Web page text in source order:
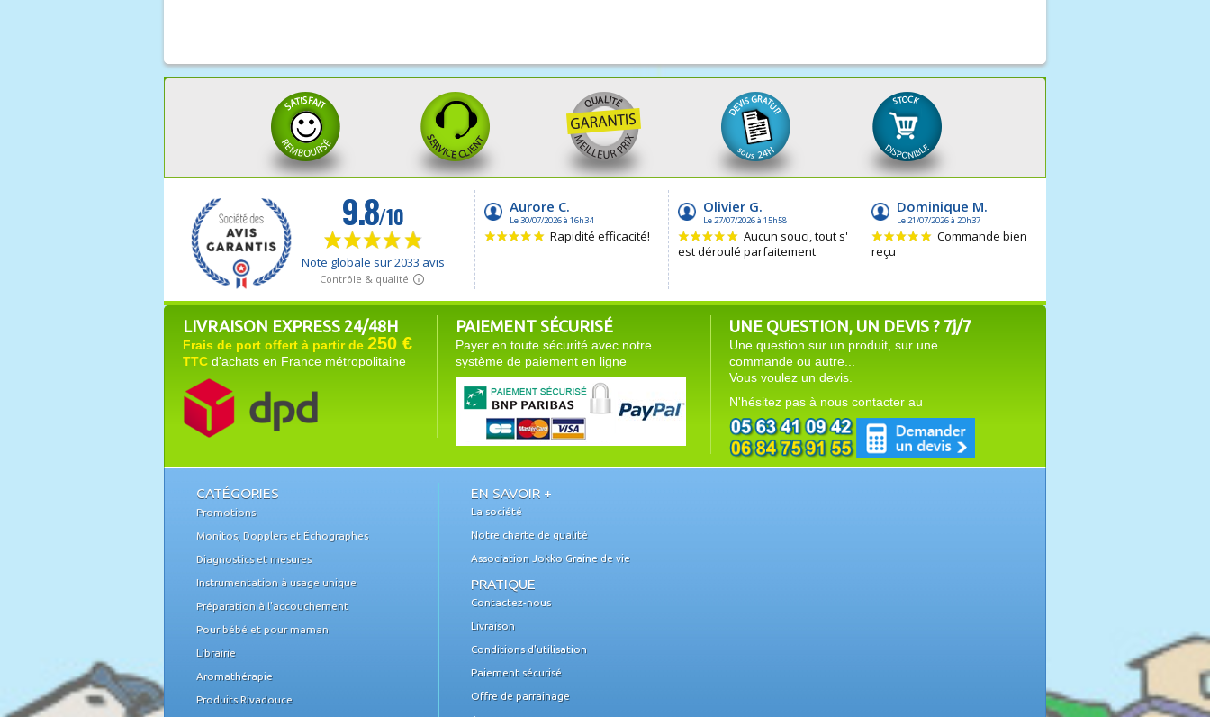
LIVRAISON EXPRESS 24/48H
Frais de port offert à partir de 250 €
TTC d'achats en France métropolitaine
PAIEMENT SÉCURISÉ
Payer en toute sécurité avec notre
système de paiement en ligne
UNE QUESTION, UN DEVIS ? 7j/7
Une question sur un produit, sur une
commande ou autre...
Vous voulez un devis.
N'hésitez pas à nous contacter au
CATÉGORIES
Promotions
Monitos, Dopplers et Échographes
Diagnostics et mesures
Instrumentation à usage unique
Préparation à l'accouchement
Pour bébé et pour maman
Librairie
Aromathérapie
Produits Rivadouce
EN SAVOIR +
La société
Notre charte de qualité
Association Jokko Graine de vie
PRATIQUE
Contactez-nous
Livraison
Conditions d'utilisation
Paiement sécurisé
Offre de parrainage